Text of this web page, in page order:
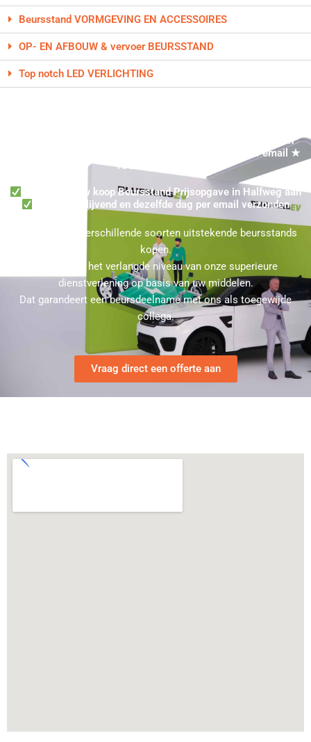
Beursstand VORMGEVING EN ACCESSOIRES
OP- EN AFBOUW & vervoer BEURSSTAND
Top notch LED VERLICHTING
Koop uw Beursstand in Halfweg? Ontvang dezelfde dag een
Prijsopgave in Halfweg voor een Presentatiewand per email ★
100% Vrijblijvend
Vraag snel uw koop Beursstand Prijsopgave in Halfweg aan
100% Vrijblijvend en dezelfde dag per email verzonden
U kunt bij ons verschillende soorten uitstekende beursstands
kopen.
Kies hierbij het verlangde niveau van onze superieure
dienstverlening op basis van uw middelen.
Dat garandeert een beursdeelname met ons als toegewijde
collega.
Vraag direct een offerte aan